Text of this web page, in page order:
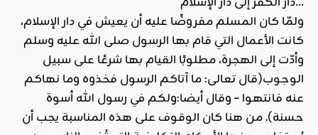
ولمّا كان المسلم مفروضًا عليه أن يعيش في دار الإسلام،
كانت الأعمال التي قام بها الرسول صلى الله عليه وسلم
وأدّت إلى الهجرة، مطلوبًا القيام بها شرعًا على سبيل
الوجوب(قال تعالى: ما آتاكم الرسول فخذوه وما نهاكم
عنه فانتهوا – وقال أيضا:ولكم في رسول الله أسوة
حسنة). من هنا كان الوقوف على هذه المناسبة يجب أن